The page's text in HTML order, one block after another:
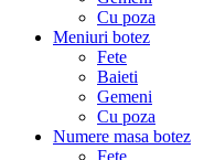
Cu poza
Meniuri botez
Fete
Baieti
Gemeni
Cu poza
Numere masa botez
Fete